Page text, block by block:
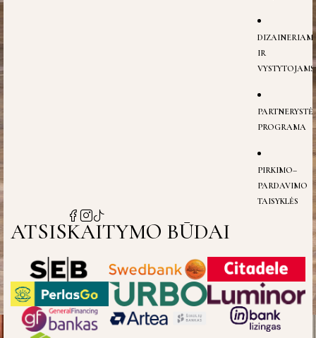
IR
VYSTYTOJAMS
PROGRAMA
PIRKIMO–
PARDAVIMO
TAISYKLĖS
ATSISKAITYMO BŪDAI